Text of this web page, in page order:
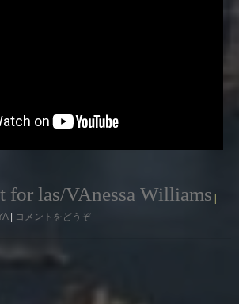
for las/VAnessa Williams
コメントをどうぞ